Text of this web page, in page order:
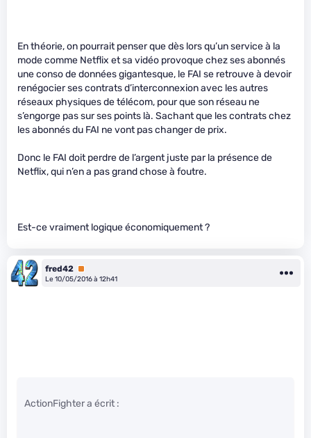
En théorie, on pourrait penser que dès lors qu’un service à la
mode comme Netflix et sa vidéo provoque chez ses abonnés
une conso de données gigantesque, le FAI se retrouve à devoir
renégocier ses contrats d’interconnexion avec les autres
réseaux physiques de télécom, pour que son réseau ne
s’engorge pas sur ses points là. Sachant que les contrats chez
les abonnés du FAI ne vont pas changer de prix.
Donc le FAI doit perdre de l’argent juste par la présence de
Netflix, qui n’en a pas grand chose à foutre.
Est-ce vraiment logique économiquement ?
fred42 Premium
Le 10/05/2016 à 12h41
ActionFighter a écrit :